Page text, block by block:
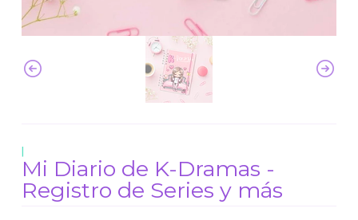
|
Mi Diario de K-Dramas -
Registro de Series y más